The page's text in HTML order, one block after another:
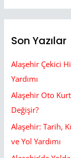
c
r
:
Son Yazılar
Alaşehir Çekici
Yardımı
Alaşehir Oto
Değişir?
Alaşehir: Tarih,
ve Yol Yardımı